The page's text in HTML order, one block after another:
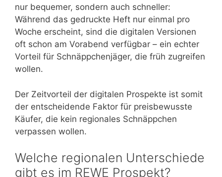
nur bequemer, sondern auch schneller:
Während das gedruckte Heft nur einmal pro
Woche erscheint, sind die digitalen Versionen
oft schon am Vorabend verfügbar – ein echter
Vorteil für Schnäppchenjäger, die früh zugreifen
wollen.
Der Zeitvorteil der digitalen Prospekte ist somit
der entscheidende Faktor für preisbewusste
Käufer, die kein regionales Schnäppchen
verpassen wollen.
Welche regionalen Unterschiede
gibt es im REWE Prospekt?